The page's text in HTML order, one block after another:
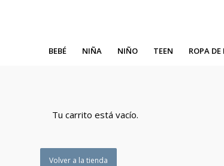
BEBÉ NIÑA NIÑO TEEN ROPA
Tu carrito está vacío.
Volver a la tienda